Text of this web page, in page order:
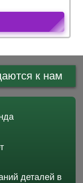
к нам
деталей в